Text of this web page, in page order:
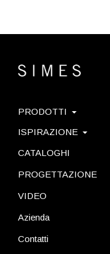
PRODOTTI
ISPIRAZIONE
CATALOGHI
PROGETTAZIONE
VIDEO
Azienda
Contatti